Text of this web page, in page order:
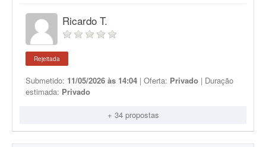
Ricardo T.
Rejeitada
Submetido: 11/05/2026 às 14:04 | Oferta: Privado | Duração
estimada: Privado
+ 34 propostas